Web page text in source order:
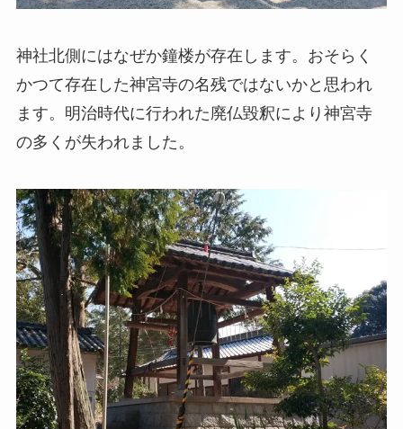
神社北側にはなぜか鐘楼が存在します。おそらく
かつて存在した神宮寺の名残ではないかと思われ
ます。明治時代に行われた廃仏毀釈により神宮寺
の多くが失われました。